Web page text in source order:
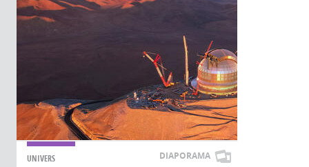
UNIVERS DIAPORAMA